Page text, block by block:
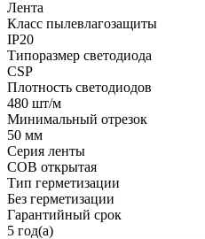
Лента
Класс пылевлагозащиты
IP20
Типоразмер светодиода
CSP
Плотность светодиодов
480 шт/м
Минимальный отрезок
50 мм
Серия ленты
COB открытая
Тип герметизации
Без герметизации
Гарантийный срок
5 год(а)